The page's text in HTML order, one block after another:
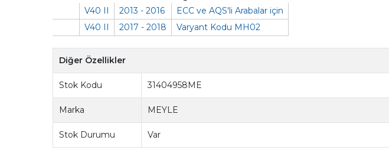
V40 II
2013 - 2016
ECC ve AQS'li Arabalar için
V40 II
2017 - 2018 Varyant Kodu MH02
Diğer Özellikler
Stok Kodu 31404958ME
Marka MEYLE
Stok Durumu Var